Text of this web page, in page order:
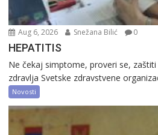
Aug 6, 2026 Snežana Bilić 0
HEPATITIS
Ne čekaj simptome, proveri se,
zdravlja Svetske zdravstvene
Novosti